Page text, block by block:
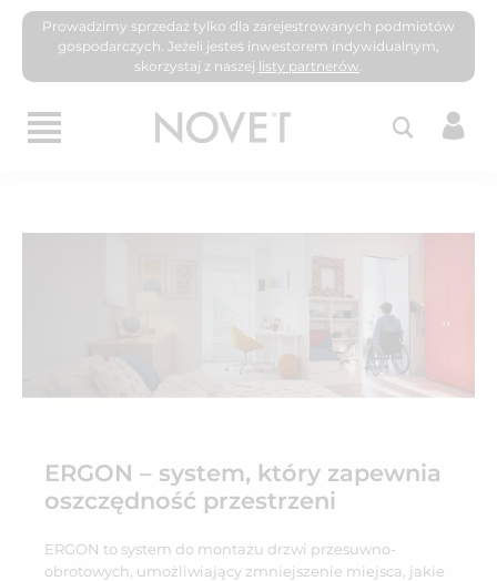
Prowadzimy sprzedaż tylko dla zarejestrowanych podmiotów
gospodarczych. Jeżeli jesteś inwestorem indywidualnym,
skorzystaj z naszej listy partnerów.
ERGON – system, który zapewnia
oszczędność przestrzeni
ERGON to system do montażu drzwi przesuwno-
obrotowych, umożliwiający zmniejszenie miejsca, jakie